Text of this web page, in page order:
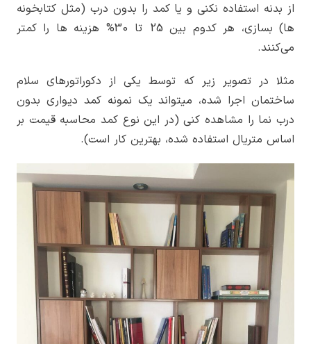
از بدنه استفاده نکنی و یا کمد را بدون درب (مثل کتابخونه
ها) بسازی، هر کدوم بین 25 تا 30% هزینه ها را کمتر
می‌کنند.
مثلا در تصویر زیر که توسط یکی از دکوراتورهای سلام
ساختمان اجرا شده، میتواند یک نمونه کمد دیواری بدون
درب نما را مشاهده کنی (در این نوع کمد محاسبه قیمت بر
اساس متریال استفاده شده، بهترین کار است).